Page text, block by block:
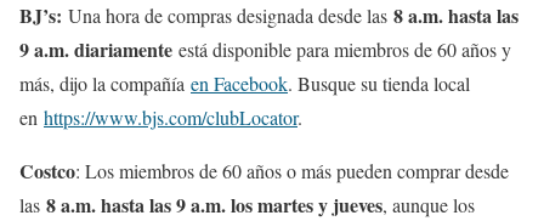
BJ’s: Una hora de compras designada desde las 8 a.m. hasta las
9 a.m. diariamente está disponible para miembros de 60 años y
más, dijo la compañía en Facebook. Busque su tienda local
en https://www.bjs.com/clubLocator.
Costco: Los miembros de 60 años o más pueden comprar desde
las 8 a.m. hasta las 9 a.m. los martes y jueves, aunque los